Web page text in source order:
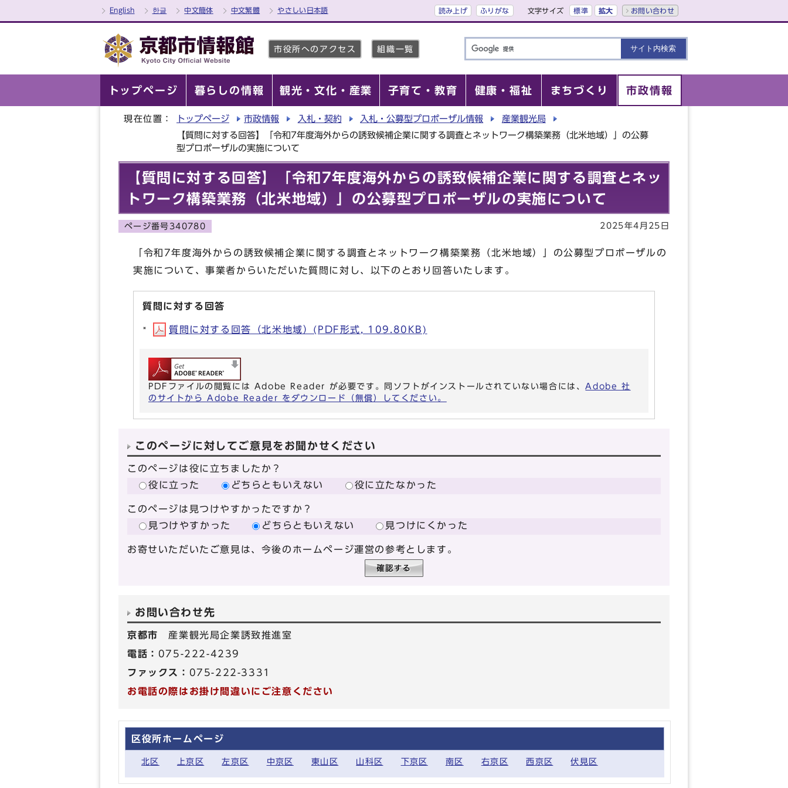
English 한글 中文簡体 中文繁體 やさしい日本語 読み上げ ふりがな 文字サイズ 標準 拡大 お問い合わせ
市役所へのアクセス 組織一覧
トップページ 暮らしの情報 観光・文化・産業 子育て・教育 健康・福祉 まちづくり 市政情報
現在位置： トップページ 市政情報 入札・契約 入札・公募型プロポーザル情報
産業観光局
【質問に対する回答】「令和7年度海外からの誘致候補企業に関する調査とネットワーク構築業務（北米地域）」の公募
型プロポーザルの実施について
【質問に対する回答】「令和7年度海外からの誘致候補企業に関する調査とネッ
トワーク構築業務（北米地域）」の公募型プロポーザルの実施について
ページ番号340780 2025年4月25日
「令和7年度海外からの誘致候補企業に関する調査とネットワーク構築業務（北米地域）」の公募型プロポーザルの
実施について、事業者からいただいた質問に対し、以下のとおり回答いたします。
質問に対する回答
質問に対する回答（北米地域）(PDF形式, 109.80KB)
PDFファイルの閲覧には Adobe Reader が必要です。同ソフトがインストールされていない場合には、Adobe 社
のサイトから Adobe Reader をダウンロード（無償）してください。
このページに対してご意見をお聞かせください
このページは役に立ちましたか？
役に立った
どちらともいえない 役に立たなかった
このページは見つけやすかったですか？
見つけやすかった
どちらともいえない 見つけにくかった
お寄せいただいたご意見は、今後のホームページ運営の参考とします。
お問い合わせ先
京都市 産業観光局企業誘致推進室
電話： 075-222-4239
ファックス： 075-222-3331
お電話の際はお掛け間違いにご注意ください
区役所ホームページ
北区 上京区 左京区 中京区 東山区 山科区 下京区 南区 右京区 西京区 伏見区